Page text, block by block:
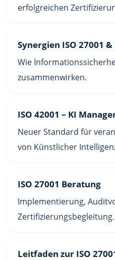
erfolgreichen
Synergien ISO 27001 &
Wie
zusammenwirken.
ISO 42001 – KI
Neuer Standard für
von Künstlicher
ISO 27001 Beratung
Implementierung,
Zertifizierungsbegleitung.
Leitfaden zur ISO